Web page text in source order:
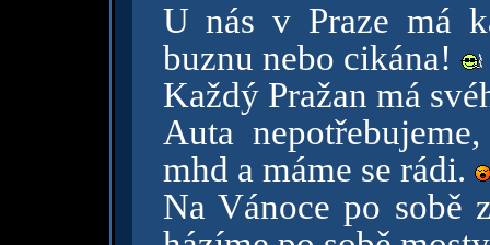
U nás v Praze má
buznu nebo cikána!
Každý Pražan má
Auta
mhd a máme se rádi.
Na Vánoce po sobě